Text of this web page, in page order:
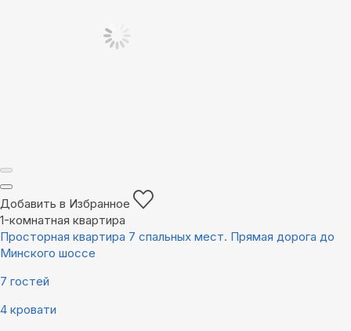
Добавить в Избранное
1-комнатная квартира
Просторная квартира 7 спальных мест. Прямая дорога до
Минского шоссе
7 гостей
4 кровати